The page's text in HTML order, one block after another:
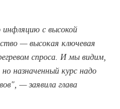
с высокой
— высокая ключевая
спроса. И мы видим,
назначенный курс надо
— заявила глава